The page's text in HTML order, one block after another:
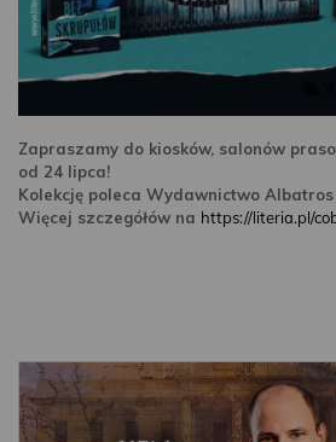
Zapraszamy do kiosków, salonów
od 24 lipca!
Kolekcję poleca Wydawnictwo
Więcej szczegółów na https://literia.pl/